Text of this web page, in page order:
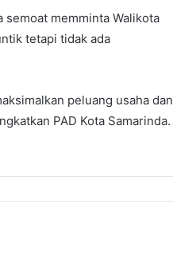
semoat memminta Walikota
tetapi tidak ada
peluang usaha dan
PAD Kota Samarinda.